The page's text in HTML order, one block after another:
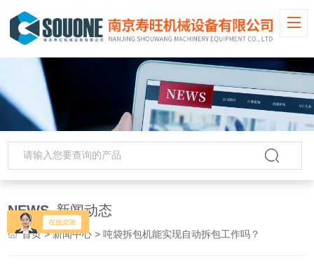
NEWS 新闻动态
首页>新闻中心 > 吨袋拆包机能实现自动拆包工作吗？